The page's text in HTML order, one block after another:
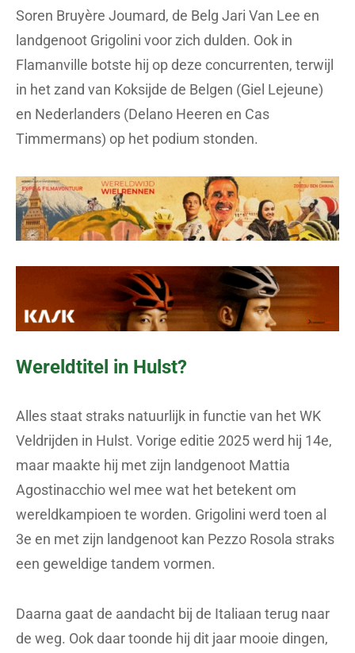
Soren Bruyère Joumard, de Belg Jari Van Lee en
landgenoot Grigolini voor zich dulden. Ook in
Flamanville botste hij op deze concurrenten, terwijl
in het zand van Koksijde de Belgen (Giel Lejeune)
en Nederlanders (Delano Heeren en Cas
Timmermans) op het podium stonden.
Wereldtitel in Hulst?
Alles staat straks natuurlijk in functie van het WK
Veldrijden in Hulst. Vorige editie 2025 werd hij 14e,
maar maakte hij met zijn landgenoot Mattia
Agostinacchio wel mee wat het betekent om
wereldkampioen te worden. Grigolini werd toen al
3e en met zijn landgenoot kan Pezzo Rosola straks
een geweldige tandem vormen.
Daarna gaat de aandacht bij de Italiaan terug naar
de weg. Ook daar toonde hij dit jaar mooie dingen,